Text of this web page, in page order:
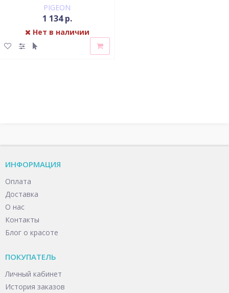
PIGEON
1 134 р.
Нет в наличии
ИНФОРМАЦИЯ
Оплата
Доставка
О нас
Контакты
Блог о красоте
ПОКУПАТЕЛЬ
Личный кабинет
История заказов